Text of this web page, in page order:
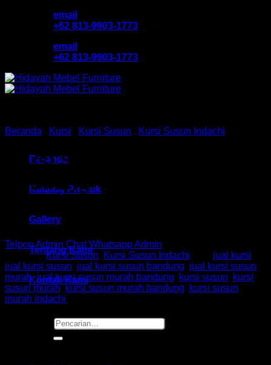
email
+62 813-9903-1773
email
+62 813-9903-1773
Beranda
Katalog Produk
Gallery
Tentang Kami
Kontak Kami
Pencarian
untuk:
Beranda Kursi Kursi Susun Kursi Susun Indachi
Kursi Susun Ind HM D 375
Bandung
Telpon Admin Chat Whatsapp Admin
Kategori:Kursi Susun Kursi Susun Indachi jual kursi
jual kursi susun jual kursi susun bandung jual kursi susun
murah,jual kursi susun murah bandung kursi susun
kursi
susun murah,kursi susun murah bandung
kursi susun
murah indachi